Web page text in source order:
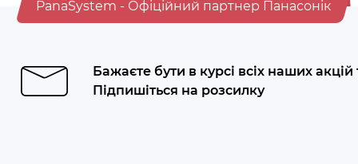
PanaSystem - Офіційний партнер Панасонік
Бажаєте бути в курсі всіх наших
Підпишіться на розсилку